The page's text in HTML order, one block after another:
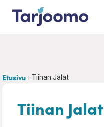
Siirry sisältöön
Etusivu Tiinan Jalat
Tiinan Jalat